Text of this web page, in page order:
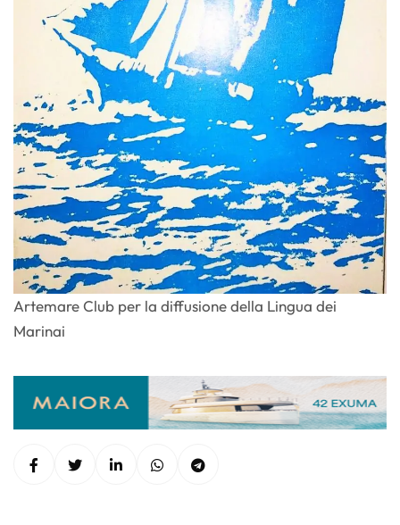
Artemare Club per la diffusione della Lingua dei
Marinai